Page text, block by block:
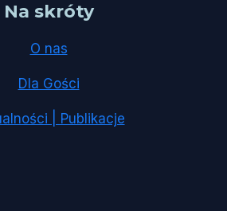
Na skróty
O nas
Dla Gości
| Publikacje